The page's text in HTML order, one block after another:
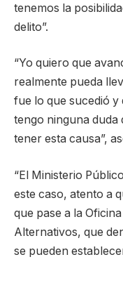
tenemos la
delito”.
“Yo quiero que
realmente pueda
fue lo que sucedió
tengo ninguna duda
tener esta causa”,
“El Ministerio
este caso, atento a
que pase a la
Alternativos, que
se pueden